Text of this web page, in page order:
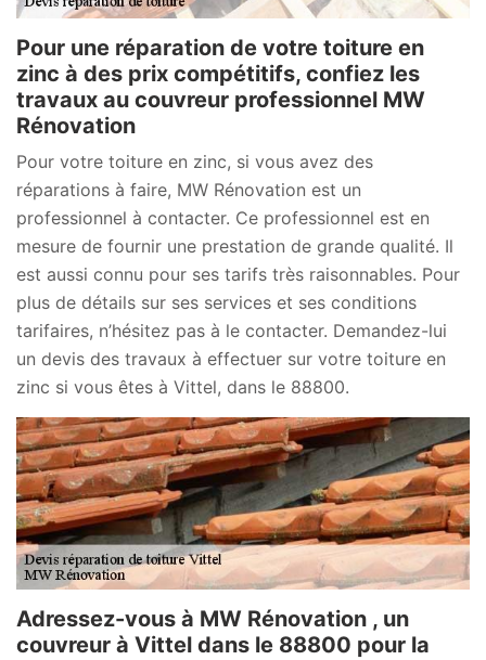
Pour une réparation de votre toiture en
zinc à des prix compétitifs, confiez les
travaux au couvreur professionnel MW
Rénovation
Pour votre toiture en zinc, si vous avez des
réparations à faire, MW Rénovation est un
professionnel à contacter. Ce professionnel est en
mesure de fournir une prestation de grande qualité. Il
est aussi connu pour ses tarifs très raisonnables. Pour
plus de détails sur ses services et ses conditions
tarifaires, n’hésitez pas à le contacter. Demandez-lui
un devis des travaux à effectuer sur votre toiture en
zinc si vous êtes à Vittel, dans le 88800.
Adressez-vous à MW Rénovation , un
couvreur à Vittel dans le 88800 pour la